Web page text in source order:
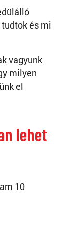
és mi
vagyunk
milyen
el
lehet
10